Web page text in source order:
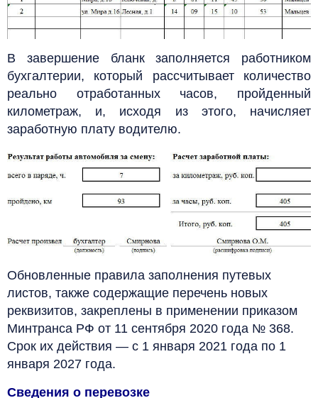
В завершение бланк заполняется работником
бухгалтерии, который рассчитывает количество
реально отработанных часов, пройденный
километраж, и, исходя из этого, начисляет
заработную плату водителю.
Обновленные правила заполнения путевых
листов, также содержащие перечень новых
реквизитов, закреплены в применении приказом
Минтранса РФ от 11 сентября 2020 года № 368.
Срок их действия — с 1 января 2021 года по 1
января 2027 года.
Сведения о перевозке